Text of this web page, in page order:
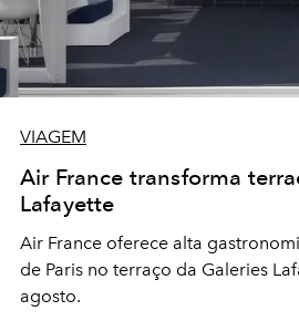
VIAGEM
Air France transforma
Lafayette
Air France oferece alta
de Paris no terraço da Galeries
agosto.